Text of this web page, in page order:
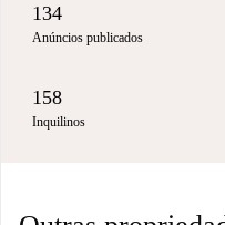
134
Anúncios publicados
158
Inquilinos